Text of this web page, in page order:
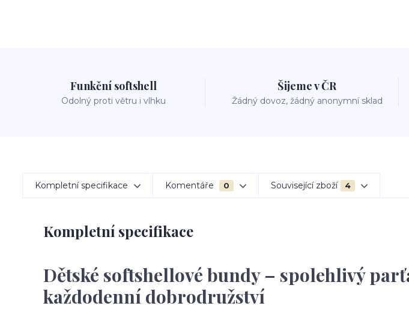
Funkční softshell
Odolný proti větru i vlhku
Šijeme v ČR
Žádný dovoz, žádný anonymní sklad
Kompletní specifikace Komentáře 0 Související zboží 4
Kompletní specifikace
Dětské softshellové bundy – spolehlivý
každodenní dobrodružství